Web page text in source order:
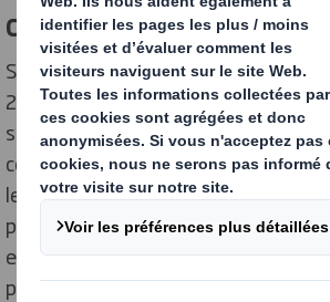
consommateurs
Selon les données révélées par un
2020, 61 % des Français exigent un
supplémentaire de la part des
conception et la réalisation de leurs
les consommateurs contemporains
particulièrement exigeants,
emballages réalisés avec des
pratiques, innovants, et